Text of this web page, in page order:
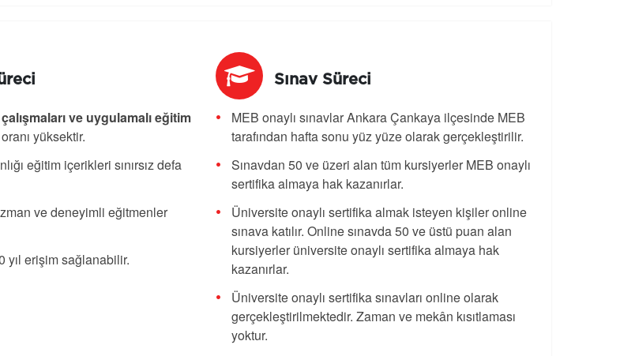
ve uygulamalı eğitim
yüksektir.
eğitim içerikleri sınırsız defa
ve deneyimli eğitmenler
yıl erişim sağlanabilir.
Sınav Süreci
MEB onaylı sınavlar Ankara Çankaya ilçesinde MEB
tarafından hafta sonu yüz yüze olarak gerçekleştirilir.
Sınavdan 50 ve üzeri alan tüm kursiyerler MEB onaylı
sertifika almaya hak kazanırlar.
Üniversite onaylı sertifika almak isteyen kişiler online
sınava katılır. Online sınavda 50 ve üstü puan alan
kursiyerler üniversite onaylı sertifika almaya hak
kazanırlar.
Üniversite onaylı sertifika sınavları online olarak
gerçekleştirilmektedir. Zaman ve mekân kısıtlaması
yoktur.